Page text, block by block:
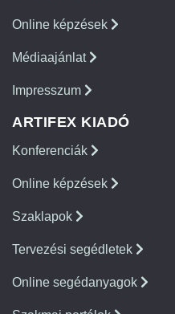
Online képzések
Médiaajánlat
Impresszum
ARTIFEX KIADÓ
Konferenciák
Online képzések
Szaklapok
Tervezési segédletek
Online segédanyagok